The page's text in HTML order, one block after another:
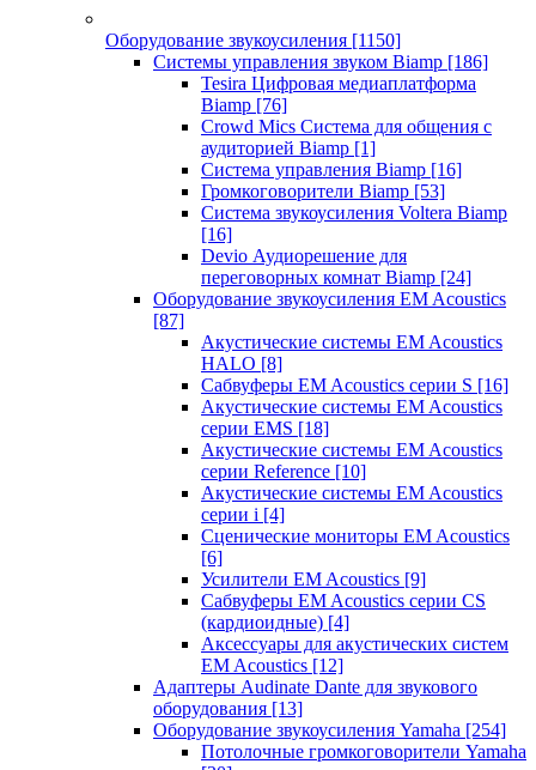
Оборудование звукоусиления [1150]
Системы управления звуком Biamp [186]
Tesira Цифровая медиаплатформа
Biamp [76]
Crowd Mics Система для общения с
аудиторией Biamp [1]
Система управления Biamp [16]
Громкоговорители Biamp [53]
Система звукоусиления Voltera Biamp
[16]
Devio Аудиорешение для
переговорных комнат Biamp [24]
Оборудование звукоусиления EM Acoustics
[87]
Акустические системы EM Acoustics
HALO [8]
Сабвуферы EM Acoustics серии S [16]
Акустические системы EM Acoustics
серии EMS [18]
Акустические системы EM Acoustics
серии Reference [10]
Акустические системы EM Acoustics
серии i [4]
Сценические мониторы EM Acoustics
[6]
Усилители EM Acoustics [9]
Сабвуферы EM Acoustics серии CS
(кардиоидные) [4]
Аксессуары для акустических систем
EM Acoustics [12]
Адаптеры Audinate Dante для звукового
оборудования [13]
Оборудование звукоусиления Yamaha [254]
Потолочные громкоговорители Yamaha